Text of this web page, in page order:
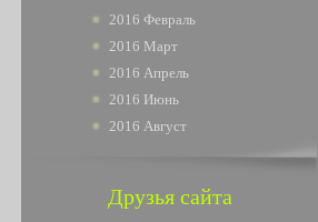
2016 Февраль
2016 Март
2016 Апрель
2016 Июнь
2016 Август
Друзья сайта